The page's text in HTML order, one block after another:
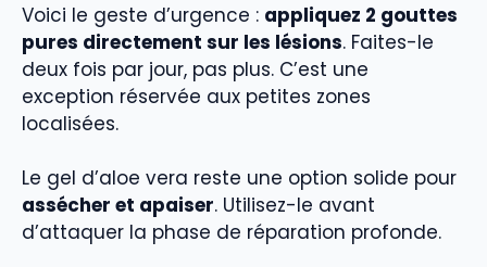
Voici le geste d’urgence : appliquez 2 gouttes
pures directement sur les lésions. Faites-le
deux fois par jour, pas plus. C’est une
exception réservée aux petites zones
localisées.
Le gel d’aloe vera reste une option solide pour
assécher et apaiser. Utilisez-le avant
d’attaquer la phase de réparation profonde.